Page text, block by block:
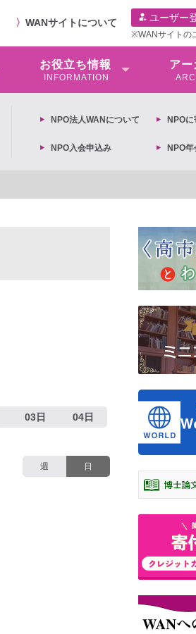
〉 WANサイトについて ユーザー
※WANサイトの
お役⽴ち情報
INFORMATION
アー
NPO法⼈WANについて NPO
NPO入会申込み NPO
03日 04日
週 日